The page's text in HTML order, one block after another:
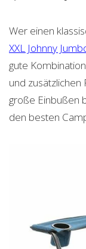
Wer einen
XXL Johnny
gute
und zusätzlichen
große Einbußen
den besten